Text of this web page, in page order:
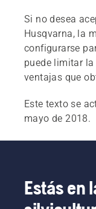
Si no desea
Husqvarna, la
configurarse
puede limitar
ventajas que
Este texto se
mayo de 2018.
Estás en